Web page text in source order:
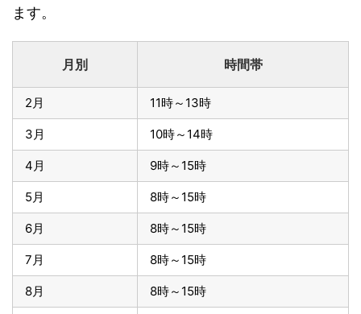
ます。
月別 時間帯
2月 11時～13時
3月 10時～14時
4月 9時～15時
5月 8時～15時
6月 8時～15時
7月 8時～15時
8月 8時～15時